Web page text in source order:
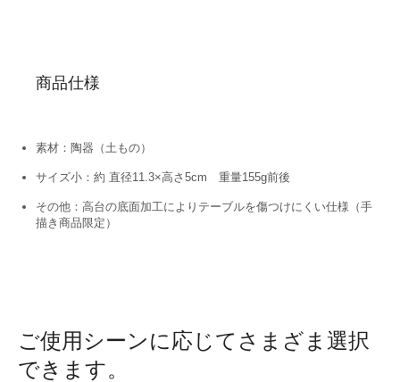
商品仕様
素材：陶器（土もの）
サイズ小：約 直径11.3×高さ5cm 重量155g前後
その他：高台の底面加工によりテーブルを傷つけにくい仕様（手
描き商品限定）
ご使用シーンに応じてさまざま選択
できます。